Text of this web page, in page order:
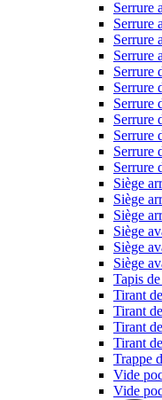
Serrure
Serrure
Serrure
Serrure
Serrure
Serrure
Serrure
Serrure
Serrure
Serrure
Serrure
Siège
Siège
Siège
Siège
Siège
Siège
Tapis
Tirant
Tirant
Tirant
Tirant
Trappe
Vide
Vide